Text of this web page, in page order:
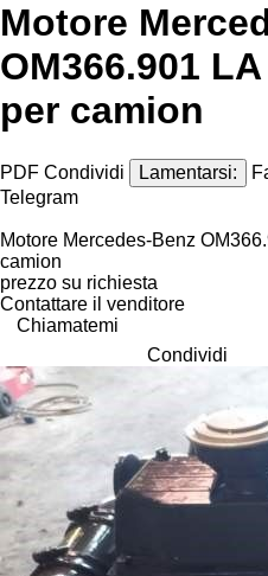
Motore
OM366.901
per camion
PDF Condividi Lamentarsi:
Telegram
Motore Mercedes-Benz
camion
prezzo su richiesta
Contattare il venditore
Chiamatemi
Condividi